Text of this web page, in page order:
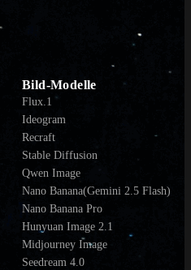
Bild-Modelle
Flux.1
Ideogram
Recraft
Stable Diffusion
Qwen Image
Nano Banana(Gemini 2.5 Flash)
Nano Banana Pro
Hunyuan Image 2.1
Midjourney Image
Seedream 4.0